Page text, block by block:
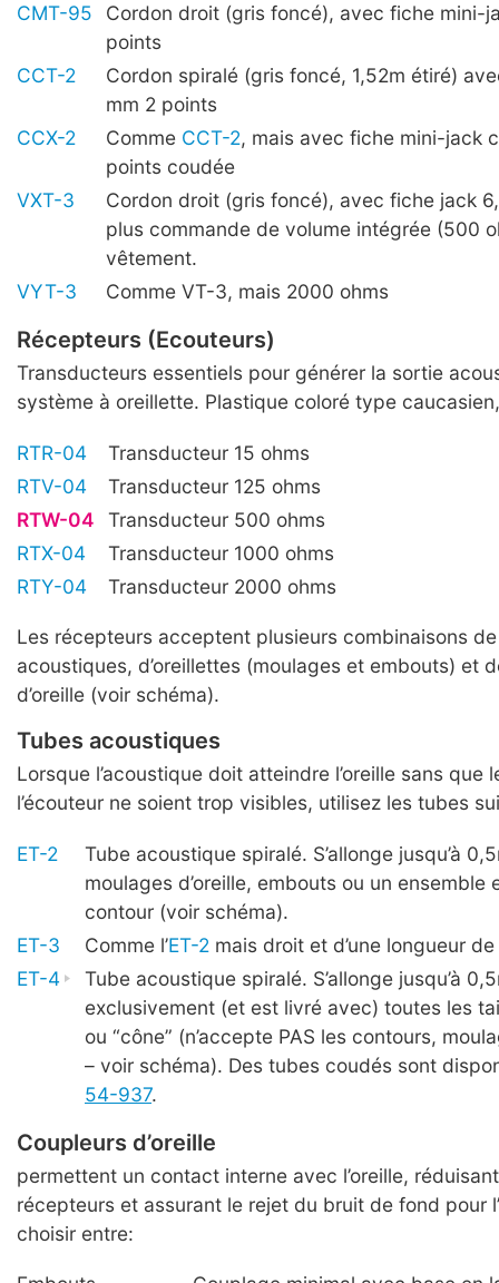
CMT-95
Cordon droit (gris foncé), avec fiche mini-
points
CCT-2
Cordon spiralé (gris foncé, 1,52m étiré)
mm 2 points
CCX-2
Comme CCT-2, mais avec fiche mini-jack
points coudée
VXT-3
Cordon droit (gris foncé), avec fiche jack
plus commande de volume intégrée (500
vêtement.
VYT-3
Comme VT-3, mais 2000 ohms
Récepteurs (Ecouteurs)
Transducteurs essentiels pour générer la sortie
système à oreillette. Plastique coloré type
RTR-04
Transducteur 15 ohms
RTV-04
Transducteur 125 ohms
RTW-04
Transducteur 500 ohms
RTX-04
Transducteur 1000 ohms
RTY-04
Transducteur 2000 ohms
Les récepteurs acceptent plusieurs combinaisons
acoustiques, d’oreillettes (moulages et embouts) et
d’oreille (voir schéma).
Tubes acoustiques
Lorsque l’acoustique doit atteindre l’oreille sans que
l’écouteur ne soient trop visibles, utilisez les tubes
ET-2
Tube acoustique spiralé. S’allonge jusqu’à
moulages d’oreille, embouts ou un ensemble
contour (voir schéma).
ET-3
Comme l’ET-2 mais droit et d’une longueur
ET-4
Tube acoustique spiralé. S’allonge jusqu’à
exclusivement (et est livré avec) toutes les
ou “cône” (n’accepte PAS les contours,
– voir schéma). Des tubes coudés sont
54-937.
Coupleurs d’oreille
permettent un contact interne avec l’oreille,
récepteurs et assurant le rejet du bruit de fond pour
choisir entre: